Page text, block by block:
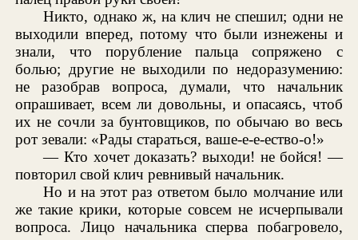
Никто, однако ж, на клич не спешил; одни не
выходили вперед, потому что были изнежены и
знали, что порубление пальца сопряжено с
болью; другие не выходили по недоразумению:
не разобрав вопроса, думали, что начальник
опрашивает, всем ли довольны, и опасаясь, чтоб
их не сочли за бунтовщиков, по обычаю во весь
рот зевали: «Рады стараться, ваше-е-е-ество-о!»
— Кто хочет доказать? выходи! не бойся! —
повторил свой клич ревнивый начальник.
Но и на этот раз ответом было молчание или
же такие крики, которые совсем не исчерпывали
вопроса. Лицо начальника сперва побагровело,